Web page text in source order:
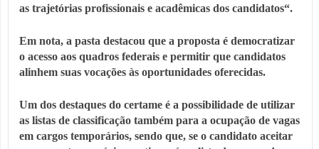
as trajetórias profissionais e acadêmicas dos candidatos“.
Em nota, a pasta destacou que a proposta é democratizar
o acesso aos quadros federais e permitir que candidatos
alinhem suas vocações às oportunidades oferecidas.
Um dos destaques do certame é a possibilidade de utilizar
as listas de classificação também para a ocupação de vagas
em cargos temporários, sendo que, se o candidato aceitar